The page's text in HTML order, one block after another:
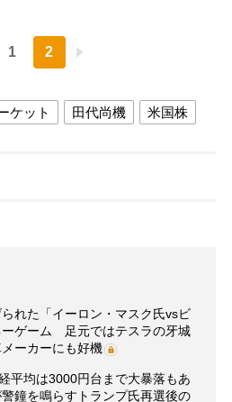
1 2
ケット 田代尚機 米国株
れた「イーロン・マスク氏vsビ
ーゲーム 足元ではテスラの牙城
ーカーにも好機
平均は3000円台まで大暴落もあ
鐘を鳴らすトランプ氏再選後の